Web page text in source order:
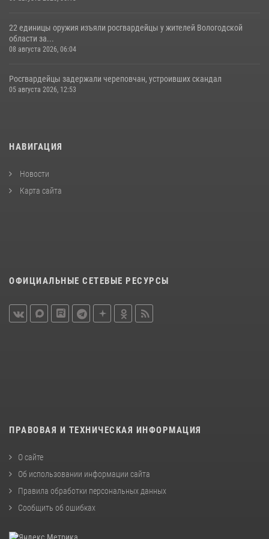
22 единицы оружия изъяли росгвардейцы у жителей Вологодской
области за...
08 августа 2026, 06:04
Росгвардейцы задержали череповчан, устроивших скандал
05 августа 2026, 12:53
НАВИГАЦИЯ
Новости
Карта сайта
ОФИЦИАЛЬНЫЕ СЕТЕВЫЕ РЕСУРСЫ
ПРАВОВАЯ И ТЕХНИЧЕСКАЯ ИНФОРМАЦИЯ
О сайте
Об использовании информации сайта
Правила обработки персональных данных
Сообщить об ошибках